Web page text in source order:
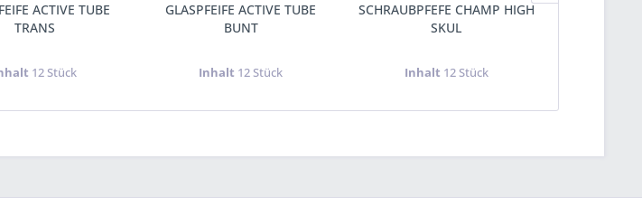
ACTIVE TUBE
TRANS
12 Stück
GLASPFEIFE ACTIVE TUBE
BUNT
Inhalt 12 Stück
SCHRAUBPFEFE CHAMP HIGH
SKUL
Inhalt 12 Stück